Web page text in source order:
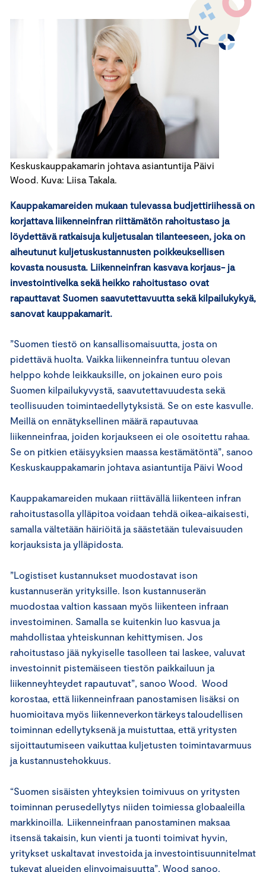
Keskuskauppakamarin johtava asiantuntija Päivi
Wood. Kuva: Liisa Takala.
Kauppakamareiden mukaan tulevassa budjettiriihessä on
korjattava liikenneinfran riittämätön rahoitustaso ja
löydettävä ratkaisuja kuljetusalan tilanteeseen, joka on
aiheutunut kuljetuskustannusten poikkeuksellisen
kovasta noususta. Liikenneinfran kasvava korjaus- ja
investointivelka sekä heikko rahoitustaso ovat
rapauttavat Suomen saavutettavuutta sekä kilpailukykyä,
sanovat kauppakamarit.
”Suomen tiestö on kansallisomaisuutta, josta on
pidettävä huolta. Vaikka liikenneinfra tuntuu olevan
helppo kohde leikkauksille, on jokainen euro pois
Suomen kilpailukyvystä, saavutettavuudesta sekä
teollisuuden toimintaedellytyksistä. Se on este kasvulle.
Meillä on ennätyksellinen määrä rapautuvaa
liikenneinfraa, joiden korjaukseen ei ole osoitettu rahaa.
Se on pitkien etäisyyksien maassa kestämätöntä”, sanoo
Keskuskauppakamarin johtava asiantuntija Päivi Wood
Kauppakamareiden mukaan riittävällä liikenteen infran
rahoitustasolla ylläpitoa voidaan tehdä oikea-aikaisesti,
samalla vältetään häiriöitä ja säästetään tulevaisuuden
korjauksista ja ylläpidosta.
”Logistiset kustannukset muodostavat ison
kustannuserän yrityksille. Ison kustannuserän
muodostaa valtion kassaan myös liikenteen infraan
investoiminen. Samalla se kuitenkin luo kasvua ja
mahdollistaa yhteiskunnan kehittymisen. Jos
rahoitustaso jää nykyiselle tasolleen tai laskee, valuvat
investoinnit pistemäiseen tiestön paikkailuun ja
liikenneyhteydet rapautuvat”, sanoo Wood. Wood
korostaa, että liikenneinfraan panostamisen lisäksi on
huomioitava myös liikenneverkon tärkeys taloudellisen
toiminnan edellytyksenä ja muistuttaa, että yritysten
sijoittautumiseen vaikuttaa kuljetusten toimintavarmuus
ja kustannustehokkuus.
“Suomen sisäisten yhteyksien toimivuus on yritysten
toiminnan perusedellytys niiden toimiessa globaaleilla
markkinoilla. Liikenneinfraan panostaminen maksaa
itsensä takaisin, kun vienti ja tuonti toimivat hyvin,
yritykset uskaltavat investoida ja investointisuunnitelmat
tukevat alueiden elinvoimaisuutta”, Wood sanoo.